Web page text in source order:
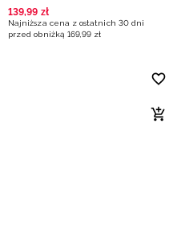
139,99 zł
Najniższa cena z ostatnich 30 dni
przed obniżką 169,99 zł